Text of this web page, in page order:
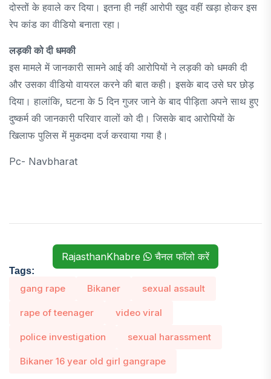
दोस्तों के हवाले कर दिया। इतना ही नहीं आरोपी खुद वहीं खड़ा होकर इस
रेप कांड का वीडियो बनाता रहा।
लड़की को दी धमकी
इस मामले में जानकारी सामने आई की आरोपियों ने लड़की को धमकी दी
और उसका वीडियो वायरल करने की बात कही। इसके बाद उसे घर छोड़
दिया। हालांकि, घटना के 5 दिन गुजर जाने के बाद पीड़िता अपने साथ हुए
दुष्कर्म की जानकारी परिवार वालों को दी। जिसके बाद आरोपियों के
खिलाफ पुलिस में मुकदमा दर्ज करवाया गया है।
Pc- Navbharat
RajasthanKhabre चैनल फॉलो करें
Tags:
gang rape Bikaner sexual assault
rape of teenager video viral
police investigation sexual harassment
Bikaner 16 year old girl gangrape